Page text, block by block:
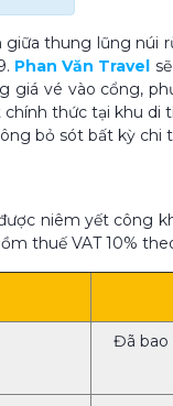
thung lũng núi
Phan Văn Travel
vé vào cổng,
thức tại khu di
bỏ sót bất kỳ chi
niêm yết công
thuế VAT 10%
Đã bao